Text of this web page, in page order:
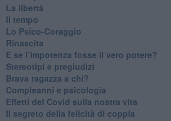
La libertà
​Il tempo
​Lo Psico-Coraggio
Rinascita
​E se l’impotenza fosse il vero potere?
Stereotipi e pregiudizi
​Brava ragazza a chi?
​Compleanni e psicologia
Effetti del Covid sulla nostra vita
Il segreto della felicità di coppia